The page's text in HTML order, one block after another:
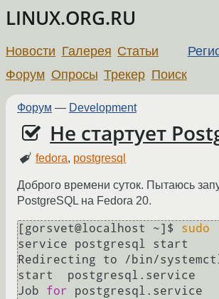
LINUX.ORG.RU
Новости Галерея Статьи
Форум Опросы Трекер Поиск
Форум — Development
Не стартует
fedora, postgresql
Доброго времени суток. Пытаюсь
PostgreSQL на Fedora 20.
[gorsvet@localhost ~]$ sudo
service postgresql start
Redirecting to /bin/
start  postgresql.service
Job for
postgresql.service